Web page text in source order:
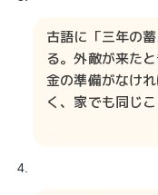
古語に「三年の
る。外敵が来た
金の準備がなけ
く、家でも同じこ